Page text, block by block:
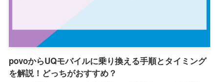
povoからUQモバイルに乗り換える手順とタイミング
を解説！どっちがおすすめ？